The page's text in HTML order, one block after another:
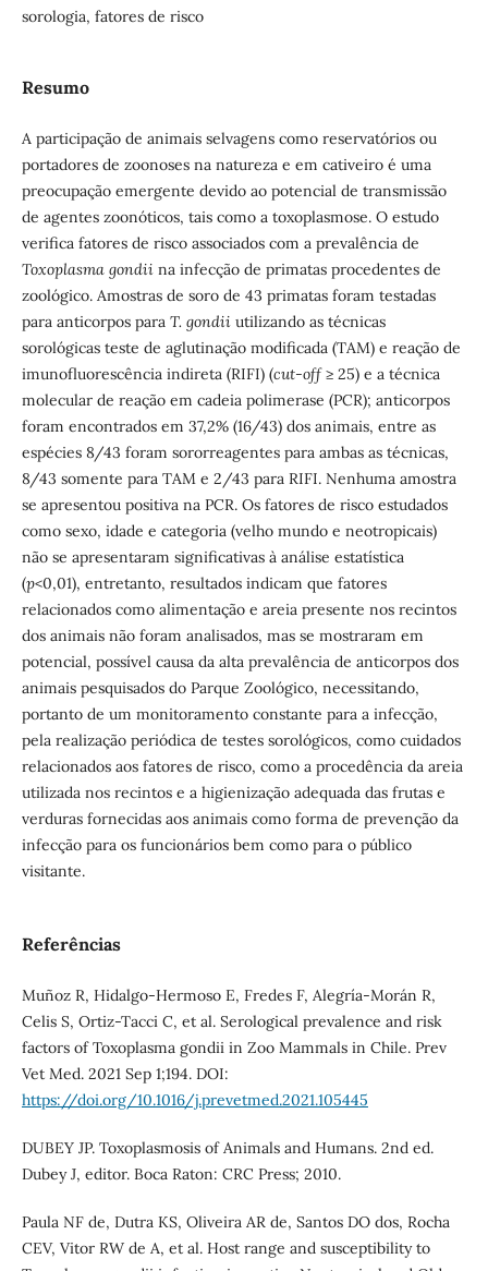
sorologia, fatores de risco
Resumo
A participação de animais selvagens como reservatórios ou
portadores de zoonoses na natureza e em cativeiro é uma
preocupação emergente devido ao potencial de transmissão
de agentes zoonóticos, tais como a toxoplasmose. O estudo
verifica fatores de risco associados com a prevalência de
Toxoplasma gondii na infecção de primatas procedentes de
zoológico. Amostras de soro de 43 primatas foram testadas
para anticorpos para T. gondiiutilizando as técnicas
sorológicas teste de aglutinação modificada (TAM) e reação de
imunofluorescência indireta (RIFI) (cut-off≥ 25) e a técnica
molecular de reação em cadeia polimerase (PCR); anticorpos
foram encontrados em 37,2% (16/43) dos animais, entre as
espécies 8/43 foram sororreagentes para ambas as técnicas,
8/43 somente para TAM e 2/43 para RIFI. Nenhuma amostra
se apresentou positiva na PCR. Os fatores de risco estudados
como sexo, idade e categoria (velho mundo e neotropicais)
não se apresentaram significativas à análise estatística
(p<0,01), entretanto, resultados indicam que fatores
relacionados como alimentação e areia presente nos recintos
dos animais não foram analisados, mas se mostraram em
potencial, possível causa da alta prevalência de anticorpos dos
animais pesquisados do Parque Zoológico, necessitando,
portanto de um monitoramento constante para a infecção,
pela realização periódica de testes sorológicos, como cuidados
relacionados aos fatores de risco, como a procedência da areia
utilizada nos recintos e a higienização adequada das frutas e
verduras fornecidas aos animais como forma de prevenção da
infecção para os funcionários bem como para o público
visitante.
Referências
Muñoz R, Hidalgo-Hermoso E, Fredes F, Alegría-Morán R,
Celis S, Ortiz-Tacci C, et al. Serological prevalence and risk
factors of Toxoplasma gondii in Zoo Mammals in Chile. Prev
Vet Med. 2021 Sep 1;194. DOI:
https://doi.org/10.1016/j.prevetmed.2021.105445
DUBEY JP. Toxoplasmosis of Animals and Humans. 2nd ed.
Dubey J, editor. Boca Raton: CRC Press; 2010.
Paula NF de, Dutra KS, Oliveira AR de, Santos DO dos, Rocha
CEV, Vitor RW de A, et al. Host range and susceptibility to